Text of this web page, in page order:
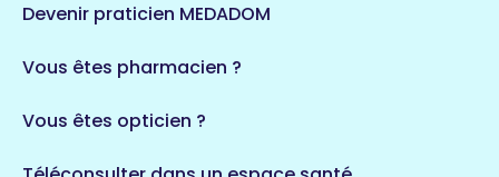
Devenir praticien MEDADOM
Vous êtes pharmacien ?
Vous êtes opticien ?